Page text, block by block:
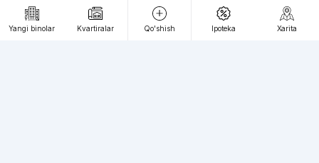
Yangi binolar Kvartiralar Qo'shish Ipoteka Xarita
Webnow © loyihasi